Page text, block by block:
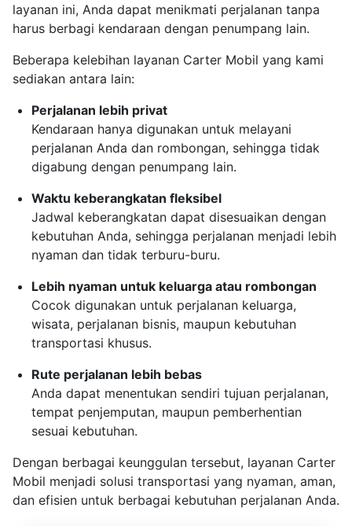
layanan ini, Anda dapat menikmati perjalanan tanpa
harus berbagi kendaraan dengan penumpang lain.
Beberapa kelebihan layanan Carter Mobil yang kami
sediakan antara lain:
Perjalanan lebih privat
Kendaraan hanya digunakan untuk melayani
perjalanan Anda dan rombongan, sehingga tidak
digabung dengan penumpang lain.
Waktu keberangkatan fleksibel
Jadwal keberangkatan dapat disesuaikan dengan
kebutuhan Anda, sehingga perjalanan menjadi lebih
nyaman dan tidak terburu-buru.
Lebih nyaman untuk keluarga atau rombongan
Cocok digunakan untuk perjalanan keluarga,
wisata, perjalanan bisnis, maupun kebutuhan
transportasi khusus.
Rute perjalanan lebih bebas
Anda dapat menentukan sendiri tujuan perjalanan,
tempat penjemputan, maupun pemberhentian
sesuai kebutuhan.
Dengan berbagai keunggulan tersebut, layanan Carter
Mobil menjadi solusi transportasi yang nyaman, aman,
dan efisien untuk berbagai kebutuhan perjalanan Anda.